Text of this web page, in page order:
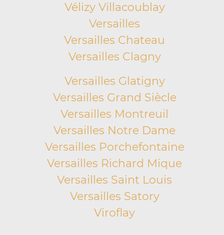
Vélizy Villacoublay
Versailles
Versailles Chateau
Versailles Clagny
Versailles Glatigny
Versailles Grand Siècle
Versailles Montreuil
Versailles Notre Dame
Versailles Porchefontaine
Versailles Richard Mique
Versailles Saint Louis
Versailles Satory
Viroflay